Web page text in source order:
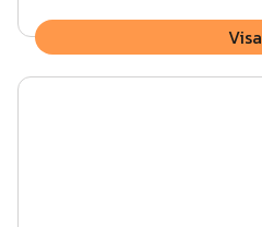
Visa